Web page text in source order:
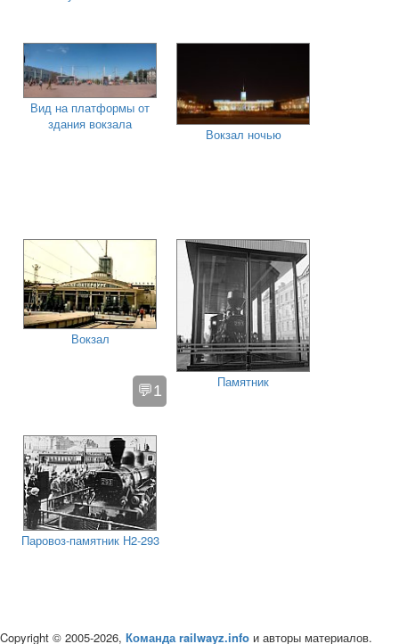
Вид на платформы от
здания вокзала
Вокзал ночью
💬1
Вокзал
Памятник
Паровоз-памятник Н2-293
Copyright © 2005-2026, Команда railwayz.info и авторы материалов.